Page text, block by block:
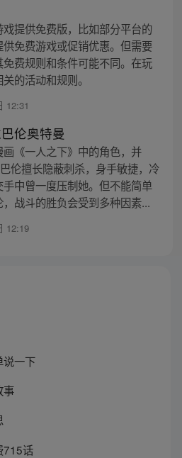
提供免费版，比如部分平台的
免费游戏或促销优惠。但需要
费规则和条件可能不同。在玩
的活动和规则。
12:31
伦奥特曼
《一人之下》中的角色，并
伦擅长隐蔽刺杀，身手敏捷，冷
中曾一度压制她。但不能简单
战斗的胜负会受到多种因素...
12:19
说一下
事
715话